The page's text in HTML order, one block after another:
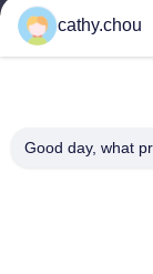
이메일
우리 주소
cathy.chou
Good day, what